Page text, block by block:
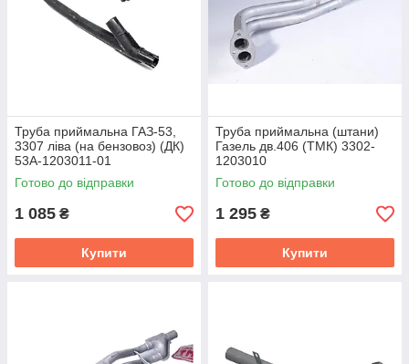
Труба приймальна ГАЗ-53,
3307 ліва (на бензовоз) (ДК)
53А-1203011-01
Готово до відправки
1 085 ₴
Купити
Труба приймальна (штани)
Газель дв.406 (ТМК) 3302-
1203010
Готово до відправки
1 295 ₴
Купити